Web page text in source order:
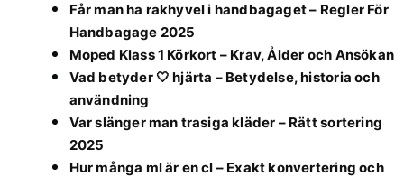
Får man ha rakhyvel i handbagaget – Regler För
Handbagage 2025
Moped Klass 1 Körkort – Krav, Ålder och Ansökan
Vad betyder 🤍 hjärta – Betydelse, historia och
användning
Var slänger man trasiga kläder – Rätt sortering
2025
Hur många ml är en cl – Exakt konvertering och